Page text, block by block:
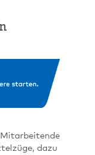
dazu